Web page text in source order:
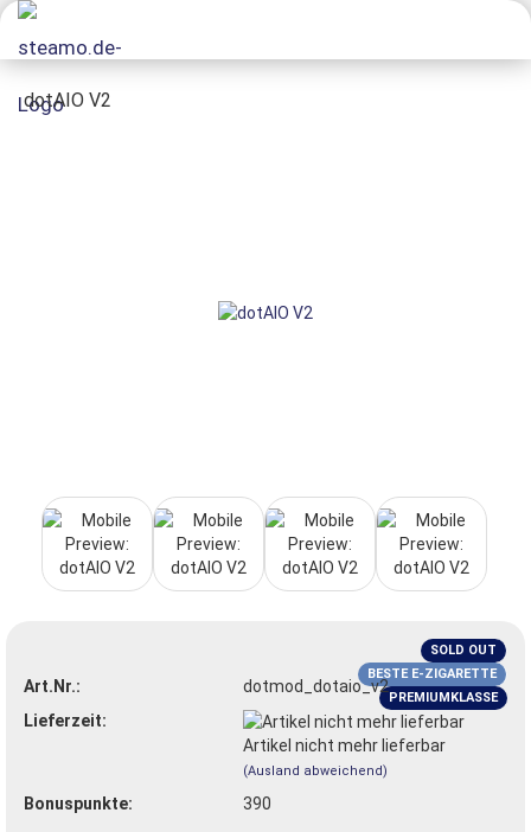
dotAIO V2
SOLD OUT
BESTE E-ZIGARETTE
PREMIUMKLASSE
Art.Nr.:
dotmod_dotaio_v2
Lieferzeit:
Artikel nicht mehr lieferbar
(Ausland abweichend)
Bonuspunkte: 390